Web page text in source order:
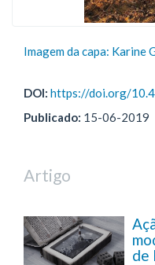
Imagem da capa: Karine
DOI: https://doi.org/
Publicado: 15-06-2019
Artigo
de